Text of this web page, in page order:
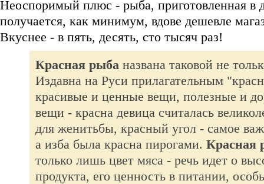
Неоспоримый плюс - рыба, приготовленная в
получается, как минимум, вдове дешевле
Вкуснее - в пять, десять, сто тысяч раз!
Красная рыба названа таковой не
Издавна на Руси прилагательным
красивые и ценные вещи, полезные и
вещи - красна девица считалась
для женитьбы, красный угол - самое
а изба была красна пирогами. Красная
только лишь цвет мяса - речь идет о
продукта, его ценность в питании,